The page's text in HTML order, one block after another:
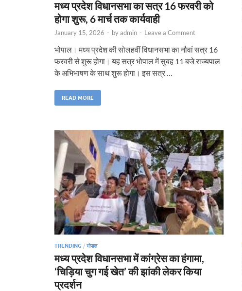
मध्य प्रदेश विधानसभा का सत्र 16 फरवरी को
होगा शुरू, 6 मार्च तक कार्यवाही
January 15, 2026 - byadmin - Leave a Comment
भोपाल। मध्य प्रदेश की सोलहवीं विधानसभा का नौवां सत्र 16
फरवरी से शुरू होगा। यह सत्र भोपाल में सुबह 11 बजे राज्यपाल
के अभिभाषण के साथ शुरू होगा। इस सत्र …
READ MORE
TRENDING / भोपाल
मध्य प्रदेश विधानसभा में कांग्रेस का हंगामा,
‘चिड़िया चुग गई खेत’ की झांकी लेकर किया
प्रदर्शन